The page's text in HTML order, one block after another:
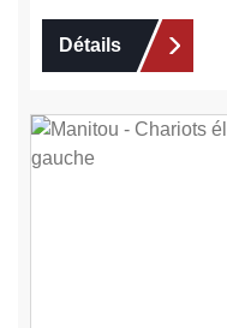
Détails